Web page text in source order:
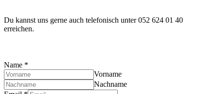
Du kannst uns gerne auch telefonisch unter 052 624 01 40
erreichen.
Name *
Vorname
Nachname